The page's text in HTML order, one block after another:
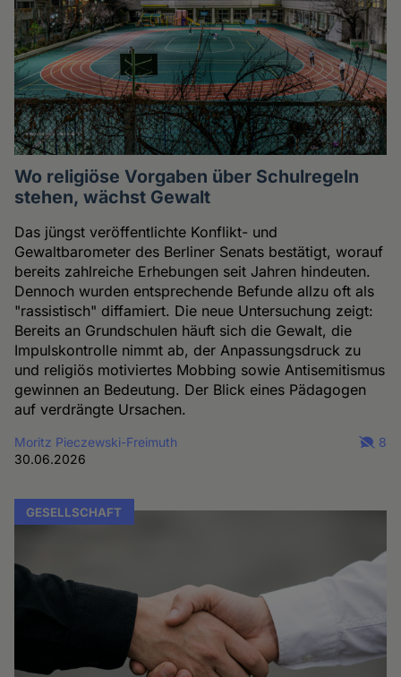
Wo religiöse Vorgaben über Schulregeln
stehen, wächst Gewalt
Das jüngst veröffentlichte Konflikt- und
Gewaltbarometer des Berliner Senats bestätigt, worauf
bereits zahlreiche Erhebungen seit Jahren hindeuten.
Dennoch wurden entsprechende Befunde allzu oft als
"rassistisch" diffamiert. Die neue Untersuchung zeigt:
Bereits an Grundschulen häuft sich die Gewalt, die
Impulskontrolle nimmt ab, der Anpassungsdruck zu
und religiös motiviertes Mobbing sowie Antisemitismus
gewinnen an Bedeutung. Der Blick eines Pädagogen
auf verdrängte Ursachen.
Moritz Pieczewski-Freimuth
30.06.2026
8
GESELLSCHAFT